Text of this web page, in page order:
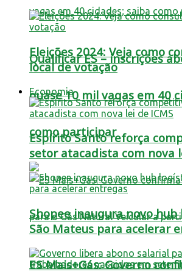
Qualificar ES – inscrições
quase 10 mil vagas em 40
como participar
ES Mais+Gás: Governo
Eleições 2024: Veja como
local de votação
Economia
Espírito Santo reforça
setor atacadista com nova
Shopee inaugura novo hub
São Mateus para acelerar